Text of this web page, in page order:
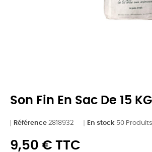
Son Fin En Sac De 15
Référence 2818932 En stock 50 Produits
9,50 € TTC